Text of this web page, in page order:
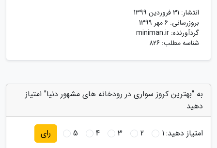
انتشار: 31 فروردین 1399
بروزرسانی: 6 مهر 1399
گردآورنده: miniman.ir
شناسه مطلب: 826
به "بهترین کروز سواری در رودخانه های مشهور دنیا" امتیاز
دهید
امتیاز دهید:1
2
3
4
5 رای